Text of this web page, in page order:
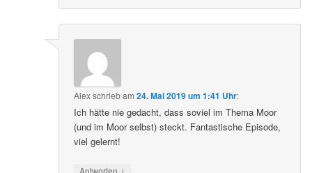
Alexschriebam24. Mai 2019 um 1:41 Uhr:
Ich hätte nie gedacht, dass soviel im Thema Moor
(und im Moor selbst) steckt. Fantastische Episode,
viel gelernt!
Antworten ↓